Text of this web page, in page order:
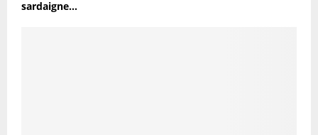
sardaigne…